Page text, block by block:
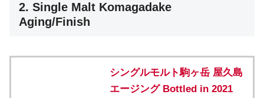
2. Single Malt Komagadake
Aging/Finish
シングルモルト駒ヶ岳 屋久島
エージング Bottled in 2021